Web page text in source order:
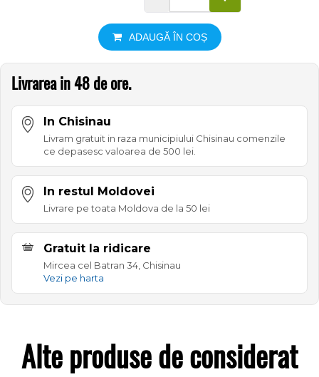
ADAUGĂ ÎN COȘ
Livrarea in 48 de ore.
In Chisinau
Livram gratuit in raza municipiului Chisinau comenzile
ce depasesc valoarea de 500 lei.
In restul Moldovei
Livrare pe toata Moldova de la 50 lei
Gratuit la ridicare
Mircea cel Batran 34, Chisinau
Vezi pe harta
Alte produse de considerat